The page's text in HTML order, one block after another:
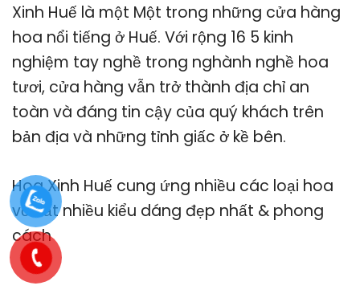
Xinh Huế là một Một trong những cửa hàng
hoa nổi tiếng ở Huế. Với rộng 16 5 kinh
nghiệm tay nghề trong nghành nghề hoa
tươi, cửa hàng vẫn trở thành địa chỉ an
toàn và đáng tin cậy của quý khách trên
bản địa và những tỉnh giấc ở kề bên.
Hoa Xinh Huế cung ứng nhiều các loại hoa
với rất nhiều kiểu dáng đẹp nhất & phong
cách